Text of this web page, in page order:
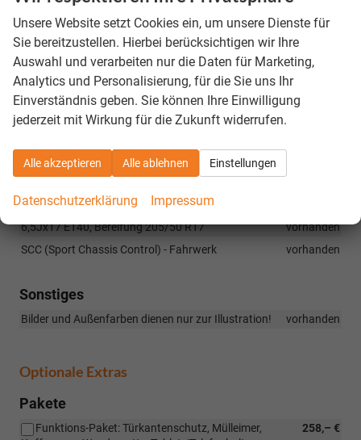
vorhanden
Corner-Funktion für Nebelscheinwerfer
vorhanden
Elektrisch anklappbare Außenspiegel inkl. automatische
Dimmung des Spiegelglas auf der Fahrerseite
vorhanden
Innenspiegel automatisch abblendend
vorhanden
Regensensor
Fahrprofilauswahl
17-Zoll-Leichtmetallfelgen "Propus Aero", schwarz poliert,
6,5Jx17 ET40, Bereifung 205/50 R17
vorhanden
SCC (Sport Chassis Control) - Fahrwerk
vorhanden
Sonstiges
Bilder und Außenfarben dienen nur zur Illustration! vorhanden
Optionale Extras
Pakete
258,– €
Funktions-Paket: Türkantenschutz, Mülleimer,
Unsere Website setzt Cookies ein, um unsere Dienste für
Sie bereitzustellen. Hierbei berücksichtigen wir Ihre
Auswahl und verarbeiten nur die Daten für Marketing,
Analytics und Personalisierung, für die Sie uns Ihr
Einverständnis geben. Sie können Ihre Einwilligung
jederzeit mit Wirkung für die Zukunft widerrufen.
Alle akzeptieren Alle ablehnen Einstellungen
Datenschutzerklärung Impressum